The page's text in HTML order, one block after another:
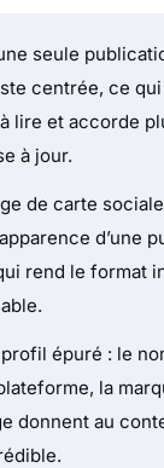
slider légère :
suivant gardent
sans ajouter
axé sur le texte
d’annonce, les
mises à jour
natifs :
réponse, de
à se sentir